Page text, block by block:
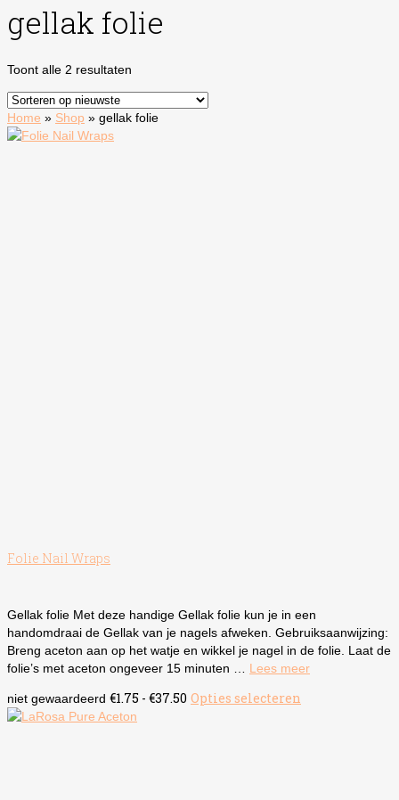
gellak folie
Toont alle 2 resultaten
Home » Shop » gellak folie
Folie Nail Wraps
Gellak folie Met deze handige Gellak folie kun je in een
handomdraai de Gellak van je nagels afweken. Gebruiksaanwijzing:
Breng aceton aan op het watje en wikkel je nagel in de folie. Laat de
folie’s met aceton ongeveer 15 minuten … Lees meer
niet gewaardeerd €1.75 - €37.50 Prijsklasse:
Opties selecteren